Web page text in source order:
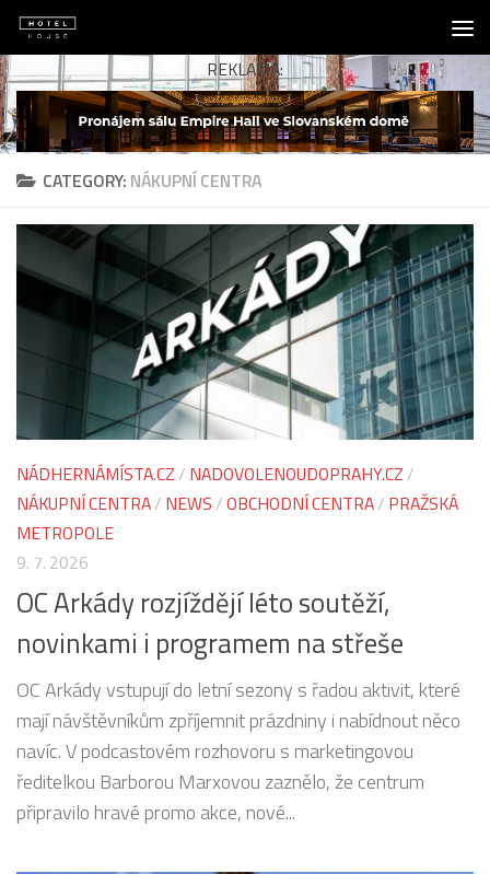
Skip to content
REKLAMA:
CATEGORY: NÁKUPNÍ CENTRA
NÁDHERNÁMÍSTA.CZ / NADOVOLENOUDOPRAHY.CZ /
NÁKUPNÍ CENTRA/ NEWS /OBCHODNÍ CENTRA/ PRAŽSKÁ
METROPOLE
9. 7. 2026
OC Arkády rozjíždějí léto soutěží,
novinkami i programem na střeše
OC Arkády vstupují do letní sezony s řadou aktivit, které
mají návštěvníkům zpříjemnit prázdniny i nabídnout něco
navíc. V podcastovém rozhovoru s marketingovou
ředitelkou Barborou Marxovou zaznělo, že centrum
připravilo hravé promo akce, nové...